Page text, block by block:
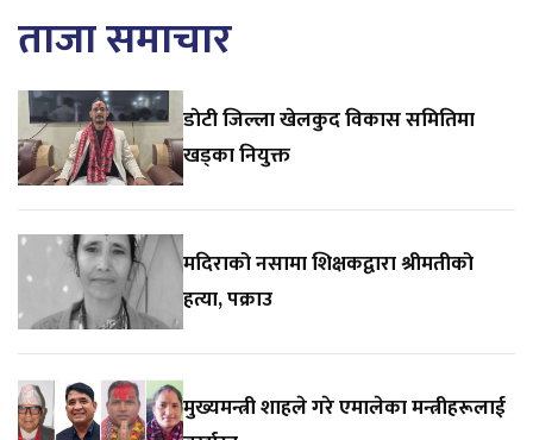
ताजा समाचार
डाेटी जिल्ला खेलकुद विकास समितिमा
खड्का नियुक्त
मदिराको नसामा शिक्षकद्वारा श्रीमतीको
हत्या, पक्राउ
मुख्यमन्त्री शाहले गरे एमालेका मन्त्रीहरूलाई